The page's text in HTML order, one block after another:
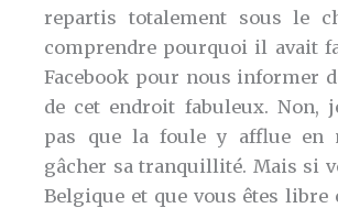
repartis totalement sous le
comprendre pourquoi il avait
Facebook pour nous informer
de cet endroit fabuleux. Non,
pas que la foule y afflue en
gâcher sa tranquillité. Mais si
Belgique et que vous êtes libre